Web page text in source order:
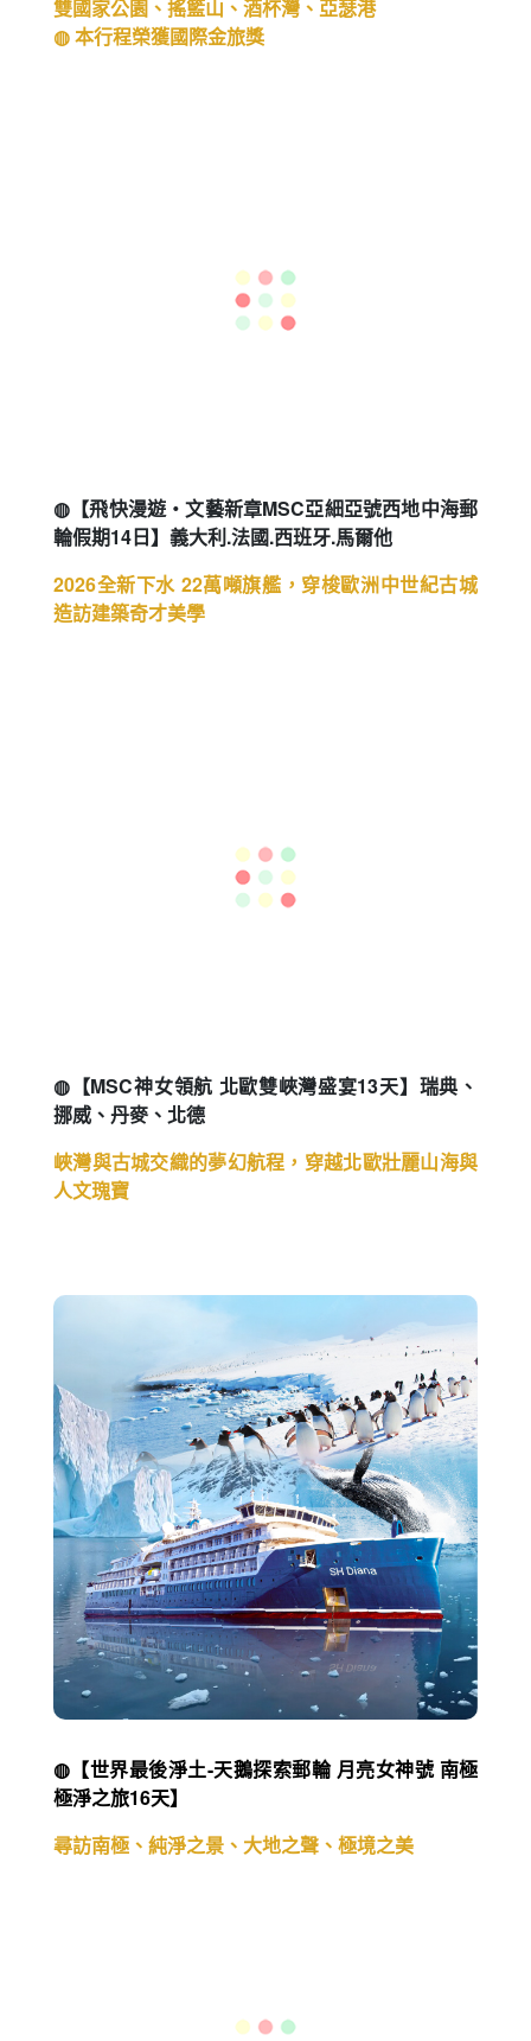
雙國家公園、搖籃山、酒杯灣、亞瑟港
◍ 本行程榮獲國際金旅獎
◍【飛快漫遊・文藝新章MSC亞細亞號西地中海郵
輪假期14日】義大利.法國.西班牙.馬爾他
◍【MSC神女領航 北歐雙峽灣盛宴13天】瑞典、
挪威、丹麥、北德
峽灣與古城交織的夢幻航程，穿越北歐壯麗山海與
人文瑰寶